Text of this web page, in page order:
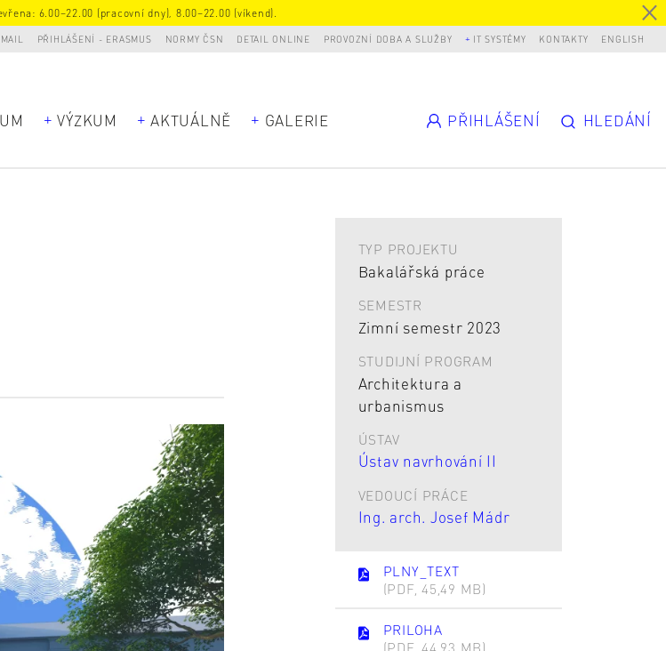
6.00–22.00 (pracovní dny), 8.00–22.00 (víkend).
PŘIHLÁŠENÍ - ERASMUS NORMY ČSN DETAIL ONLINE PROVOZNÍ DOBA A SLUŽBY IT SYSTÉMY KONTAKTY ENGLISH
VÝZKUM AKTUÁLNĚ GALERIE PŘIHLÁŠENÍ HLEDÁNÍ
TYP PROJEKTU
Bakalářská práce
SEMESTR
Zimní semestr 2023
STUDIJNÍ PROGRAM
Architektura a
urbanismus
ÚSTAV
Ústav navrhování II
VEDOUCÍ PRÁCE
Ing. arch. Josef Mádr
PLNY_TEXT
(PDF, 45,49 MB)
PRILOHA
(PDF, 44,93 MB)